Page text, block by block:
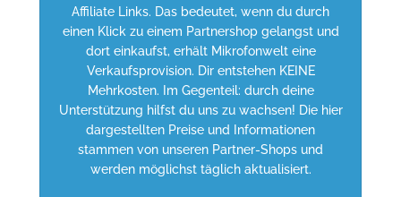
Affiliate Links. Das bedeutet, wenn du durch
einen Klick zu einem Partnershop gelangst und
dort einkaufst, erhält Mikrofonwelt eine
Verkaufsprovision. Dir entstehen KEINE
Mehrkosten. Im Gegenteil: durch deine
Unterstützung hilfst du uns zu wachsen! Die hier
dargestellten Preise und Informationen
stammen von unseren Partner-Shops und
werden möglichst täglich aktualisiert.